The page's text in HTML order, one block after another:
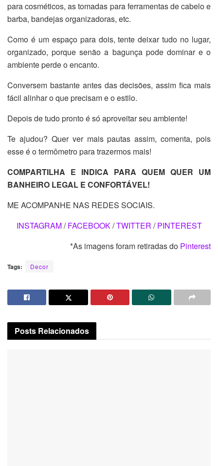
para cosméticos, as tomadas para ferramentas de cabelo e
barba, bandejas organizadoras, etc.
Como é um espaço para dois, tente deixar tudo no lugar,
organizado, porque senão a bagunça pode dominar e o
ambiente perde o encanto.
Conversem bastante antes das decisões, assim fica mais
fácil alinhar o que precisam e o estilo.
Depois de tudo pronto é só aproveitar seu ambiente!
Te ajudou? Quer ver mais pautas assim, comenta, pois
esse é o termômetro para trazermos mais!
COMPARTILHA E INDICA PARA QUEM QUER UM
BANHEIRO LEGAL E CONFORTÁVEL!
ME ACOMPANHE NAS REDES SOCIAIS.
INSTAGRAM/FACEBOOK/TWITTER /PINTEREST
*As imagens foram retiradas do Pinterest
Tags: Decor
Posts Relacionados